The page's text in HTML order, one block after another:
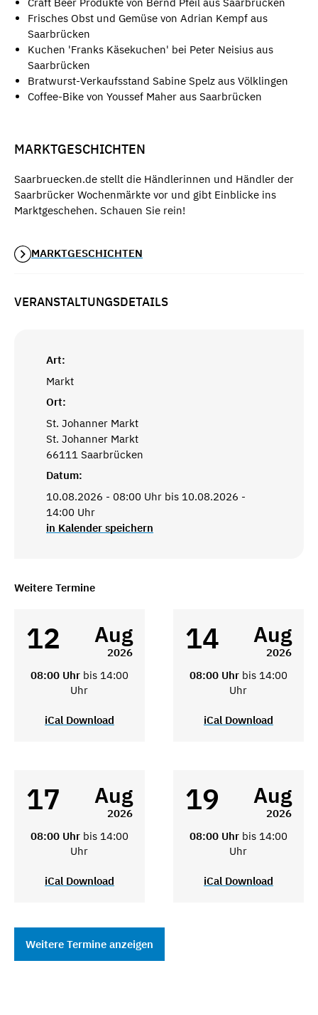
Frisches Obst und Gemüse von Adrian Kempf aus
Saarbrücken
Kuchen 'Franks Käsekuchen' bei Peter Neisius aus
Saarbrücken
Bratwurst-Verkaufsstand Sabine Spelz aus Völklingen
Coffee-Bike von Youssef Maher aus Saarbrücken
MARKTGESCHICHTEN
Saarbruecken.de stellt die Händlerinnen und Händler der
Saarbrücker Wochenmärkte vor und gibt Einblicke ins
Marktgeschehen. Schauen Sie rein!
MARKTGESCHICHTEN
VERANSTALTUNGSDETAILS
Art:
Markt
Ort:
St. Johanner Markt
St. Johanner Markt
66111 Saarbrücken
Datum:
10.08.2026 - 08:00 Uhr bis 10.08.2026 -
14:00 Uhr
in Kalender speichern
Weitere Termine
12 Aug
2026
08:00 Uhr bis 14:00
Uhr
iCal Download
14 Aug
2026
08:00 Uhr bis 14:00
Uhr
iCal Download
17 Aug
2026
08:00 Uhr bis 14:00
Uhr
iCal Download
19 Aug
2026
08:00 Uhr bis 14:00
Uhr
iCal Download
Weitere Termine anzeigen